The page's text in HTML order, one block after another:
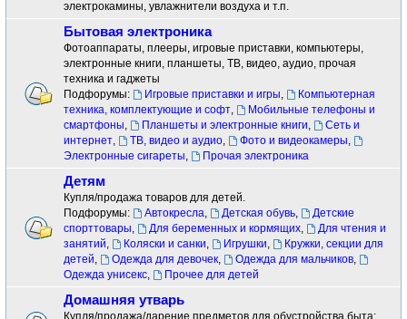
электрокамины, увлажнители воздуха и т.п.
Бытовая электроника
Фотоаппараты, плееры, игровые приставки, компьютеры,
электронные книги, планшеты, ТВ, видео, аудио, прочая
техника и гаджеты
Подфорумы:
Игровые приставки и игры,
Компьютерная
техника, комплектующие и софт,
Мобильные телефоны и
смартфоны, Планшеты и электронные книги,
Сеть и
интернет, ТВ, видео и аудио, Фото и видеокамеры,
Электронные сигареты, Прочая электроника
Детям
Купля/продажа товаров для детей.
Подфорумы:
Автокресла, Детская обувь,
Детские
спорттовары, Для беременных и кормящих,
Для чтения и
занятий, Коляски и санки, Игрушки,
Кружки, секции для
детей, Одежда для девочек, Одежда для мальчиков,
Одежда унисекс, Прочее для детей
Домашняя утварь
Купля/продажа/дарение предметов для обустройства быта: